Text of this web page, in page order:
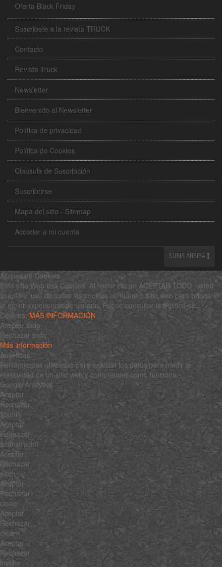
Oferta Black Friday
Suscribete a la revista TRUCK
Contacto
Revista Truck
Newsletter
Bienvenido al Newsletter
Política de privacidad
Política de Cookies
Clausula de Suscripción
Suscribrirse
Mapa del sitio - Sitemap
Acceder a mi cuenta
SUBIR ARRIBA
Ajustes de Cookies
Este sitio Web usa Cookies. Al hacer clic en ACEPTAR TODO, usted
acepta el uso de todas las cookies en nuestro sitio web para brindarle
la mejor experiencia de usuario. Puede consultar la Política de
Cookies:MÁS INFORMACIÓN
Aceptar todo
Rechazar todo
Más información
Analíticas
Herramientas utilizadas para analizar los datos para medir la
efectividad de un sitio web y comprender cómo funciona.
Google Analytics
Aceptar
Rechazar
$family
Aceptar
Rechazar
$constructor
Aceptar
Rechazar
each
Aceptar
Rechazar
clone
Aceptar
Rechazar
clean
Aceptar
Rechazar
invoke